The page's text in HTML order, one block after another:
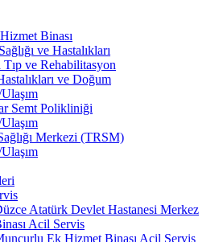
Binası
ve Hastalıkları
ve Rehabilitasyon
ve Doğum
Semt Polikliniği
Merkezi (TRSM)
Atatürk Devlet Hastanesi Merkez
Acil Servis
Ek Hizmet Binası Acil Servis